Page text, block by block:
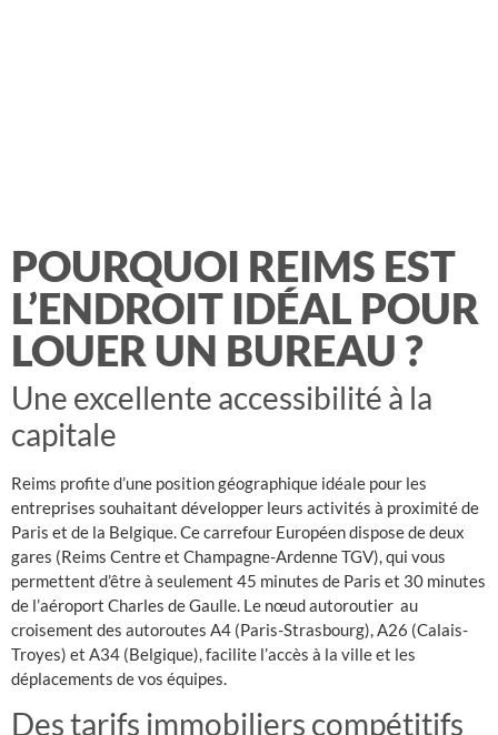
POURQUOI REIMS EST
L’ENDROIT IDÉAL POUR
LOUER UN BUREAU ?
Une excellente accessibilité à la
capitale
Reims profite d’une position géographique idéale pour les
entreprises souhaitant développer leurs activités à proximité de
Paris et de la Belgique. Ce carrefour Européen dispose de deux
gares (Reims Centre et Champagne-Ardenne TGV), qui vous
permettent d’être à seulement 45 minutes de Paris et 30 minutes
de l’aéroport Charles de Gaulle. Le nœud autoroutier au
croisement des autoroutes A4 (Paris-Strasbourg), A26 (Calais-
Troyes) et A34 (Belgique), facilite l’accès à la ville et les
déplacements de vos équipes.
Des tarifs immobiliers compétitifs